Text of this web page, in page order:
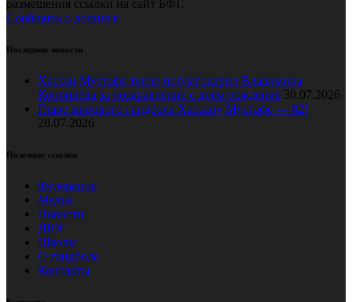
размещения ссылки на сайт БФГ.
Сообщить о допинге
Последние новости
Хассан Мустафа тепло поблагодарил Владимира
Коноплёва за поздравление с днем рождения 30.07.2026
Главе мирового гандбола Хассану Мустафе — 82!
28.07.2026
Полезные ссылки
Федерация
Медиа
Новости
ДЮГ
Школы
О гандболе
Контакты